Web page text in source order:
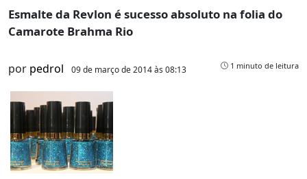
Esmalte da Revlon é sucesso absoluto na folia do
Camarote Brahma Rio
por pedrol 09 de março de 2014 às 08:13 1 minuto de leitura